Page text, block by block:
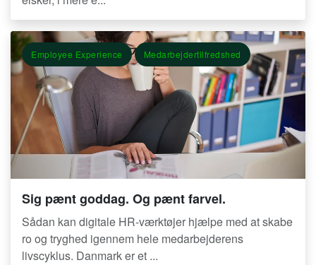
Employee Experience Medarbejdertilfredshed
Sig pænt goddag. Og pænt farvel.
Sådan kan digitale HR-værktøjer hjælpe med at skabe
ro og tryghed igennem hele medarbejderens
livscyklus. Danmark er et ...